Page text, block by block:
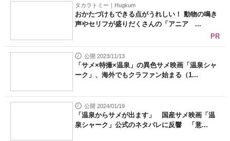
タカラトミー｜Hugkum
おかたづけもできる点がうれしい！ 動物の鳴き
声やセリフが盛りだくさんの「アニア ...
PR
公開 2023/11/13
「サメ×特撮×温泉」の異色サメ映画「温泉シャ
ーク」、海外でもクラファン始まる（1...
公開 2024/01/19
「温泉からサメが出ます」 国産サメ映画「温
泉シャーク」公式のネタバレに反響 「意...